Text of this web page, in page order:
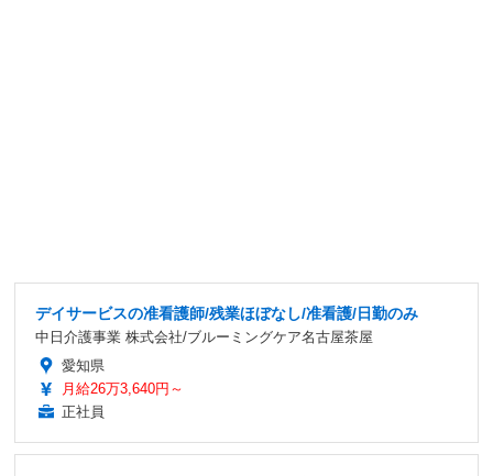
デイサービスの准看護師/残業ほぼなし/准看護/日勤のみ
中日介護事業 株式会社/ブルーミングケア名古屋茶屋
愛知県
月給26万3,640円～
正社員